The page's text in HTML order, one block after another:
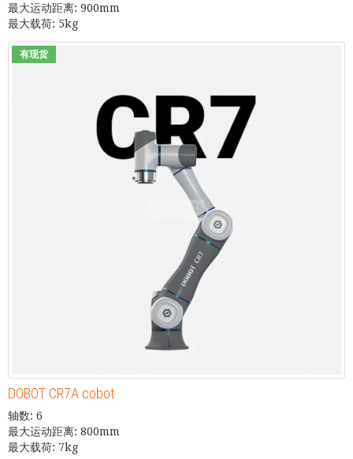
最大运动距离: 900mm
最大载荷: 5kg
有现货
DOBOT CR7A cobot
轴数: 6
最大运动距离: 800mm
最大载荷: 7kg